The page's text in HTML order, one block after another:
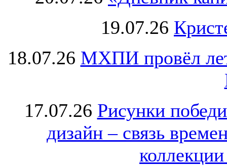
19.07.26
18.07.26 МХПИ провёл
17.07.26 Рисунки
дизайн – связь